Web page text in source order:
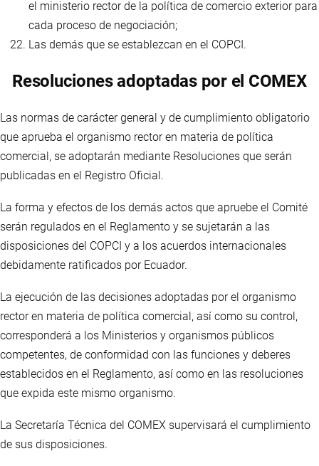
el ministerio rector de la política de comercio exterior para
cada proceso de negociación;
Las demás que se establezcan en el COPCI.
Resoluciones adoptadas por el COMEX
Las normas de carácter general y de cumplimiento obligatorio
que aprueba el organismo rector en materia de política
comercial, se adoptarán mediante Resoluciones que serán
publicadas en el Registro Oficial.
La forma y efectos de los demás actos que apruebe el Comité
serán regulados en el Reglamento y se sujetarán a las
disposiciones del COPCI y a los acuerdos internacionales
debidamente ratificados por Ecuador.
La ejecución de las decisiones adoptadas por el organismo
rector en materia de política comercial, así como su control,
corresponderá a los Ministerios y organismos públicos
competentes, de conformidad con las funciones y deberes
establecidos en el Reglamento, así como en las resoluciones
que expida este mismo organismo.
La Secretaría Técnica del COMEX supervisará el cumplimiento
de sus disposiciones.